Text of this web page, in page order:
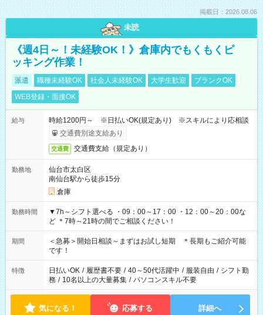
掲載日：2026.08.06
未読
《週4日～！未経験OK！》倉庫内でもくもくピ
ッキング作業！
派遣 職種未経験OK 社会人未経験OK 大学生歓迎
ブランクOK
WEB登録・面接OK
給与
時給1200円～ ※日払いOK(規定あり) ※スキルにより応相談
交通費別途支給あり
交通費 交通費支給（規定あり）
勤務地
仙台市太白区
南仙台駅から徒歩15分
倉庫
勤務時間
▼7h～シフト選べる ・09：00～17：00 ・12：00～20：00な
ど ＊7時～21時の間でご相談ください！
期間
＜急募＞開始日相談～まずはお試し短期 ＊長期もご紹介可能
です！
特徴 日払いOK / 履歴書不要 / 40～50代活躍中 / 服装自由 / シフト勤
務 / 10名以上の大量募集 / パソコンスキル不要
気になる！ 応募する 詳細へ